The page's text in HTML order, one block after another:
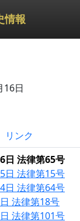
情報
16日
リンク
日 法律第65号
日 法律第15号
日 法律第64号
法律第18号
法律第101号